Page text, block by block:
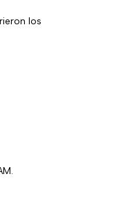
los